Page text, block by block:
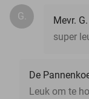
G.
Mevr.
super
De
Leuk om te